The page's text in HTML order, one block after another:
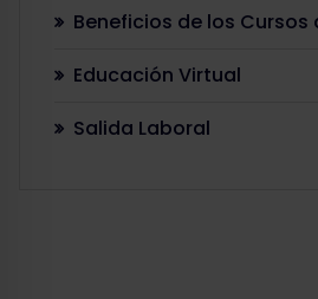
Beneficios de los Cursos
Educación Virtual
Salida Laboral